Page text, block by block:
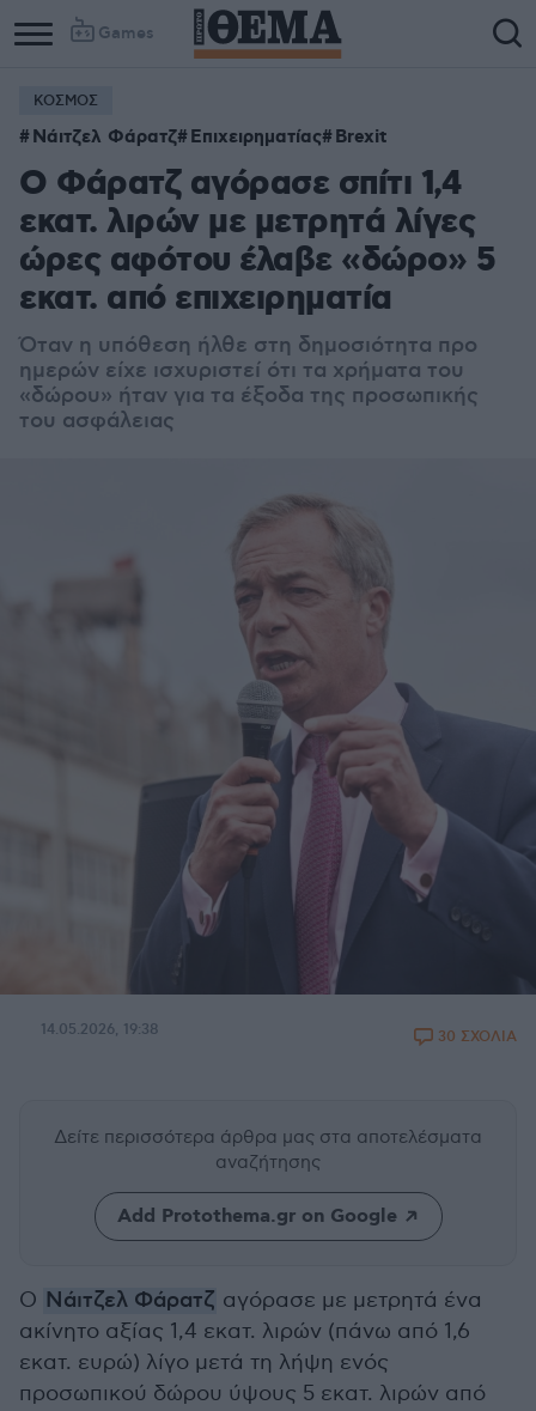
Games
ΚΟΣΜΟΣ
Νάιτζελ Φάρατζ Επιχειρηματίας Brexit
Ο Φάρατζ αγόρασε σπίτι 1,4
εκατ. λιρών με μετρητά λίγες
ώρες αφότου έλαβε «δώρο» 5
εκατ. από επιχειρηματία
Όταν η υπόθεση ήλθε στη δημοσιότητα προ
ημερών είχε ισχυριστεί ότι τα χρήματα του
«δώρου» ήταν για τα έξοδα της προσωπικής
του ασφάλειας
14.05.2026, 19:38 30 ΣΧΟΛΙΑ
Δείτε περισσότερα άρθρα μας στα αποτελέσματα
αναζήτησης
Add Protothema.gr on Google
Ο Νάιτζελ Φάρατζ αγόρασε με μετρητά ένα
ακίνητο αξίας 1,4 εκατ. λιρών (πάνω από 1,6
εκατ. ευρώ) λίγο μετά τη λήψη ενός
προσωπικού δώρου ύψους 5 εκατ. λιρών από